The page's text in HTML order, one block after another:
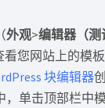
外观>编辑器（测
您网站上的模板
块编辑器
，单击顶部栏中